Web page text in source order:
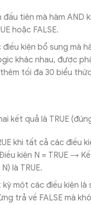
đầu tiên mà hàm AND
hoặc FALSE.
điều kiện bổ sung mà
khác nhau, được
tối đa 30 biểu
kết quả là TRUE
khi tất cả các điều
kiện N = TRUE →
là TRUE.
một các điều kiện là
trả về FALSE mà